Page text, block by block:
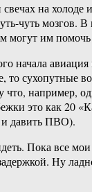
на холоде
чуть мозгов.
могут им помочь
начала
то сухопутные
что, например,
это как 20
и давить ПВО).
Пока все
Ну